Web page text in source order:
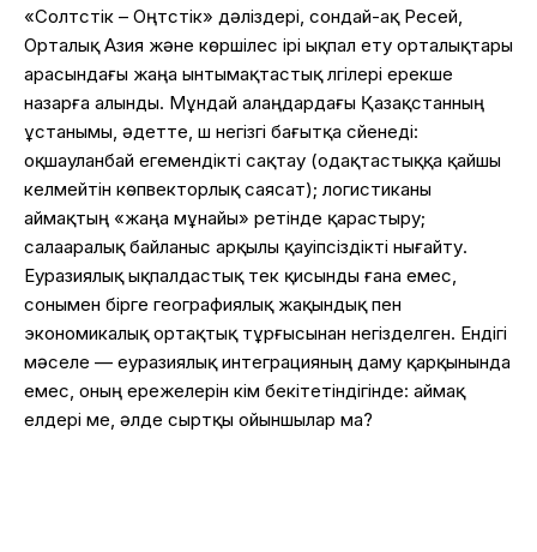
«Солтүстік – Оңтүстік» дәліздері, сондай-ақ Ресей,
Орталық Азия және көршілес ірі ықпал ету орталықтары
арасындағы жаңа ынтымақтастық үлгілері ерекше
назарға алынды. Мұндай алаңдардағы Қазақстанның
ұстанымы, әдетте, үш негізгі бағытқа сүйенеді:
оқшауланбай егемендікті сақтау (одақтастыққа қайшы
келмейтін көпвекторлық саясат); логистиканы
аймақтың «жаңа мұнайы» ретінде қарастыру;
салааралық байланыс арқылы қауіпсіздікті нығайту.
Еуразиялық ықпалдастық тек қисынды ғана емес,
сонымен бірге географиялық жақындық пен
экономикалық ортақтық тұрғысынан негізделген. Ендігі
мәселе — еуразиялық интеграцияның даму қарқынында
емес, оның ережелерін кім бекітетіндігінде: аймақ
елдері ме, әлде сыртқы ойыншылар ма?